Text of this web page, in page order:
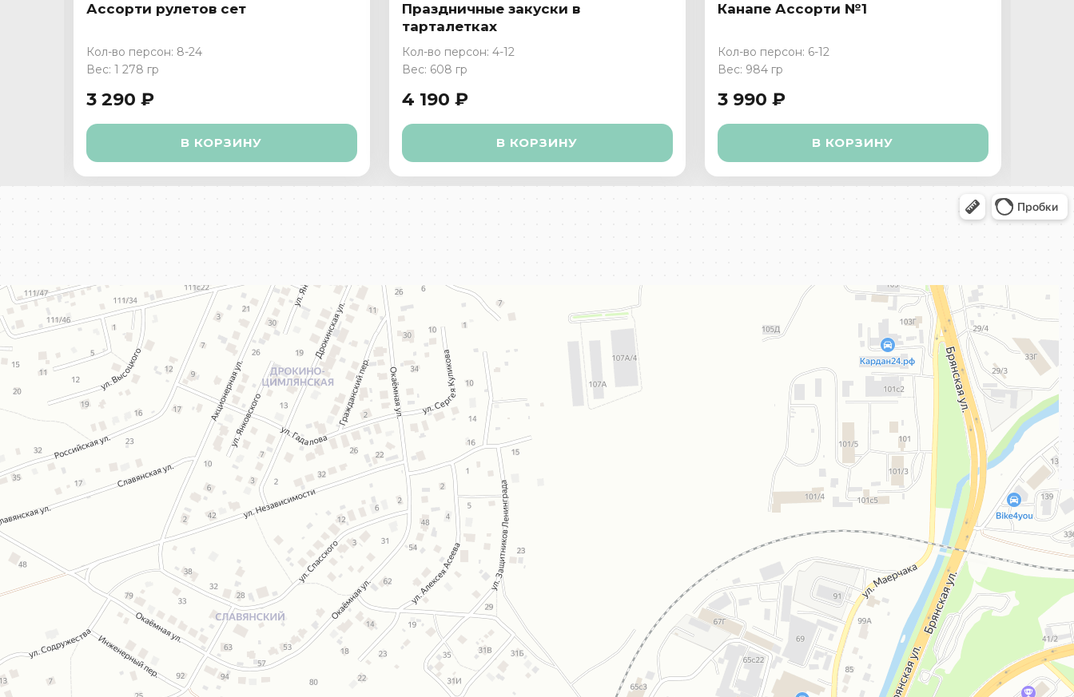
Ассорти рулетов сет
Кол-во персон: 8-24
Вес: 1 278 гр
3 290 ₽
В КОРЗИНУ
Праздничные закуски в
тарталетках
Кол-во персон: 4-12
Вес: 608 гр
4 190 ₽
В КОРЗИНУ
Канапе Ассорти №1
Кол-во персон: 6-12
Вес: 984 гр
3 990 ₽
В КОРЗИНУ